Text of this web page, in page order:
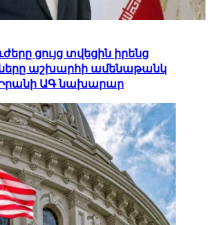
ցույց տվեցին իրենց
աշխարհի ամենաթանկ
ԱԳ նախարար